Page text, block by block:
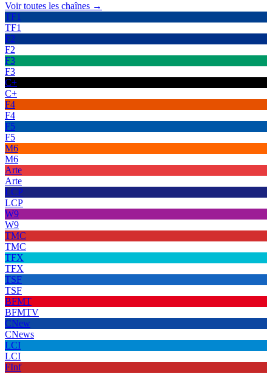
Voir toutes les chaînes →
TF1
TF1
F2
F2
F3
F3
C+
C+
F4
F4
F5
F5
M6
M6
Arte
Arte
LCP
LCP
W9
W9
TMC
TMC
TFX
TFX
TSF
TSF
BFMT
BFMTV
CNew
CNews
LCI
LCI
FInf